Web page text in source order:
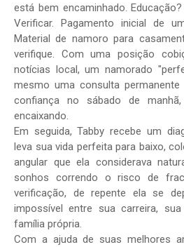
está bem encaminhado.
Verificar. Pagamento inicial de
Material de namoro para
verifique. Com uma posição
notícias local, um namorado
mesmo uma consulta
confiança no sábado de
encaixando.
Em seguida, Tabby recebe um
leva sua vida perfeita para baixo,
angular que ela considerava
sonhos correndo o risco de
verificação, de repente ela se
impossível entre sua carreira,
família própria.
Com a ajuda de suas melhores